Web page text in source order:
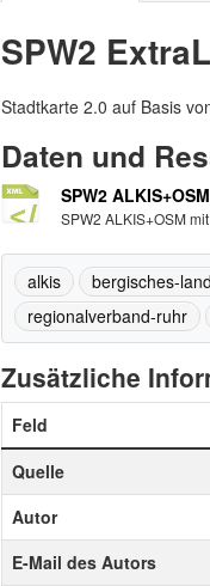
SPW2
Stadtkarte 2.0 auf Basis
Daten und
SPW2
SPW2 ALKIS+OSM
alkis bergisches-land
regionalverband-ruhr
Zusätzliche
Feld
Quelle
Autor
E-Mail des Autors